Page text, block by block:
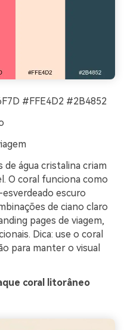
#FFE4D2 #2B4852
de água cristalina criam
O coral funciona como
escuro
de ciano claro
pages de viagem,
Dica: use o coral
para manter o visual
coral litorâneo